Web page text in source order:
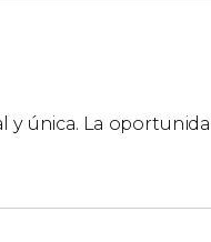
y única. La